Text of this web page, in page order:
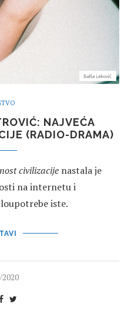
NAJVEĆA
(RADIO-DRAMA)
civilizacije nastala je
na internetu i
iste.